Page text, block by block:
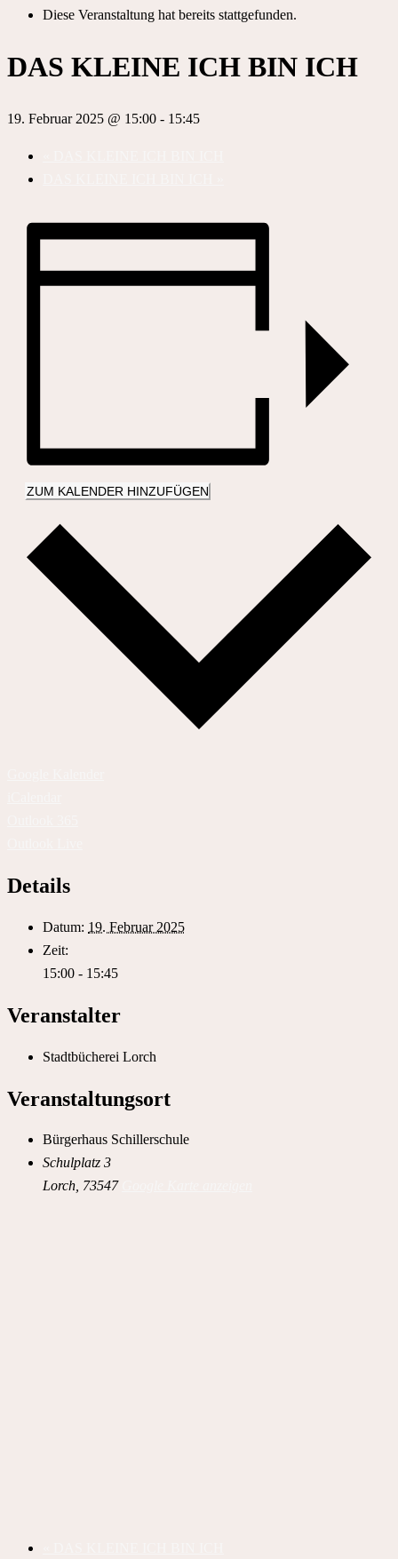
Diese Veranstaltung hat bereits stattgefunden.
DAS KLEINE ICH BIN ICH
19. Februar 2025 @ 15:00 - 15:45
ZUM KALENDER HINZUFÜGEN
Details
Datum: 19. Februar 2025
Zeit:
15:00 - 15:45
Veranstalter
Stadtbücherei Lorch
Veranstaltungsort
Bürgerhaus Schillerschule
Schulplatz 3
Lorch, 73547